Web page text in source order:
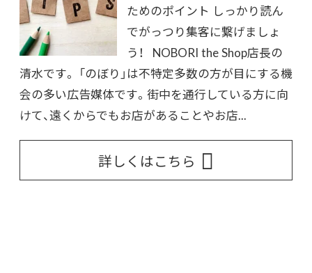
ためのポイント しっかり読ん
でがっつり集客に繋げましょ
う！ NOBORI the Shop店長の
清水です。 「のぼり」は不特定多数の方が目にする機
会の多い広告媒体です。街中を通行している方に向
けて、遠くからでもお店があることやお店...
詳しくはこちら